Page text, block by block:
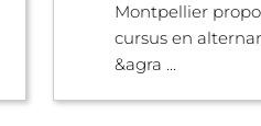
Montpellier
cursus en
&agra ...